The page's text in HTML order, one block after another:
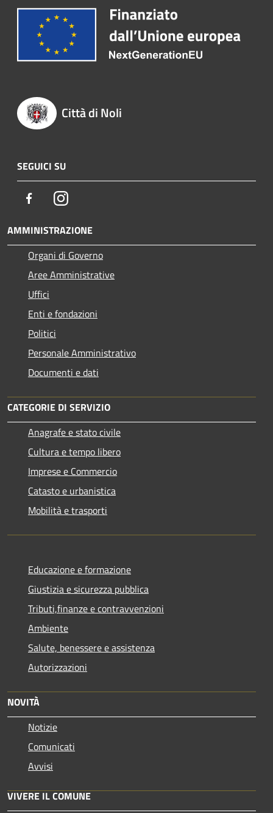
Città di Noli
SEGUICI SU
FacebookInstagram
AMMINISTRAZIONE
Organi di Governo
Aree Amministrative
Uffici
Enti e fondazioni
Politici
Personale Amministrativo
Documenti e dati
CATEGORIE DI SERVIZIO
Anagrafe e stato civile
Cultura e tempo libero
Imprese e Commercio
Catasto e urbanistica
Mobilità e trasporti
Educazione e formazione
Giustizia e sicurezza pubblica
Tributi,finanze e contravvenzioni
Ambiente
Salute, benessere e assistenza
Autorizzazioni
NOVITÀ
Notizie
Comunicati
Avvisi
VIVERE IL COMUNE